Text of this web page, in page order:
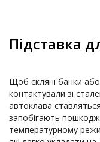
Підставка
Щоб скляні банки
контактували зі
автоклава
запобігають
температурному